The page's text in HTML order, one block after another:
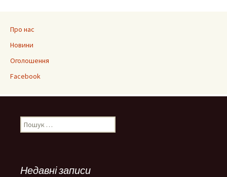
запису
Про нас
Новини
Оголошення
Facebook
Пошук:
Недавні записи